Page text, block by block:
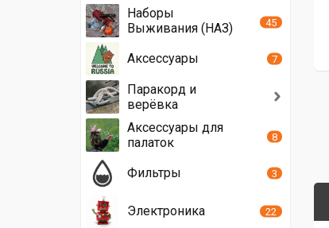
Наборы
Выживания (НАЗ)
45
Аксессуары 7
Паракорд и
верёвка
Аксессуары для
палаток
8
Фильтры 3
Электроника 22